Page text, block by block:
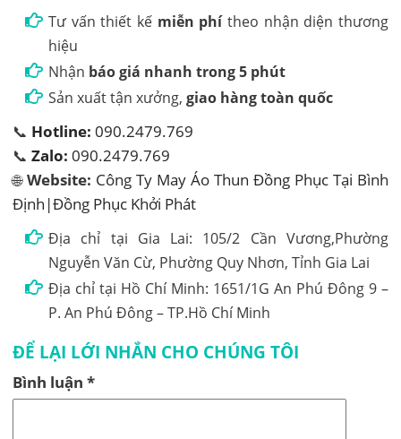
Tư vấn thiết kế miễn phítheo nhận diện thương
hiệu
Nhận báo giá nhanh trong 5 phút
Sản xuất tận xưởng,giao hàng toàn quốc
📞 Hotline: 090.2479.769
📞Zalo: 090.2479.769
🌐Website: Công Ty May Áo Thun Đồng Phục Tại Bình
Định|Đồng Phục Khởi Phát
Địa chỉ tại Gia Lai: 105/2 Cần Vương,Phường
Nguyễn Văn Cừ, Phường Quy Nhơn, Tỉnh Gia Lai
Địa chỉ tại Hồ Chí Minh: 1651/1G An Phú Đông 9 –
P. An Phú Đông – TP.Hồ Chí Minh
ĐỂ LẠI LỚI NHẮN CHO CHÚNG TÔI
Bình luận*